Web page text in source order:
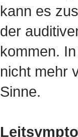
kann es
der
kommen.
nicht mehr
Sinne.